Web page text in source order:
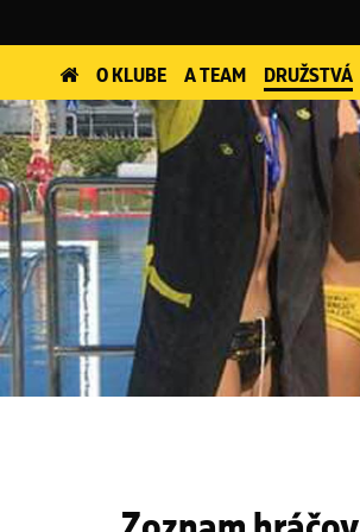
O KLUBE A TEAM DRUŽSTVÁ